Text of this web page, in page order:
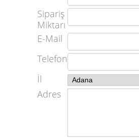
Sipariş
Miktarı
E-Mail
Telefon
İl
Adres